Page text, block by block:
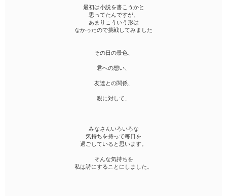
最初は小説を書こうかと
思ってたんですが、
あまりこういう形は
なかったので挑戦してみました
その日の景色、
君への想い、
友達との関係、
親に対して、
みなさんいろいろな
気持ちを持って毎日を
過ごしていると思います。
そんな気持ちを
私は詩にすることにしました。